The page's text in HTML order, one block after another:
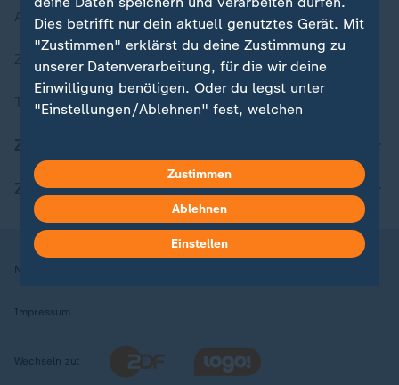
Aktuelle Sendungs-Videos
ZDFheute Stories
Themen im Überblick
ZDFheute Apps
Nutzungsbedingungen
Impressum
Wechseln zu:
Dies betrifft nur dein aktuell genutztes Gerät. Mit
"Zustimmen" erklärst du deine Zustimmung zu
unserer Datenverarbeitung, für die wir deine
Einwilligung benötigen. Oder du legst unter
"Einstellungen/Ablehnen" fest, welchen
kannst du jederzeit mit Wirkung für die Zukunft
in deinen Einstellungen widerrufen oder ändern.
Hier findest du das Impressum.
Weitere Informationen findest du in unserer
Zustimmen
Ablehnen
Einstellen